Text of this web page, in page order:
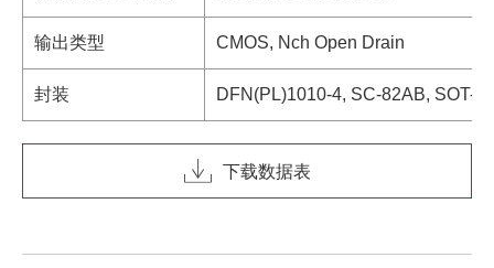
输出类型 CMOS, Nch Open Drain
封装 DFN(PL)1010-4, SC-82AB, SOT-
下载数据表